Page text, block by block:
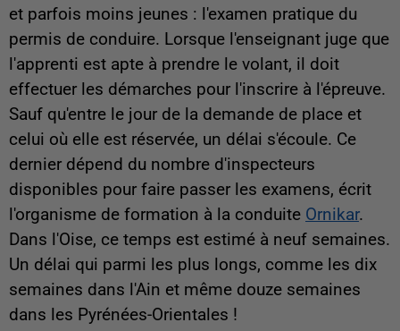
et parfois moins jeunes : l'examen pratique du
permis de conduire. Lorsque l'enseignant juge que
l'apprenti est apte à prendre le volant, il doit
effectuer les démarches pour l'inscrire à l'épreuve.
Sauf qu'entre le jour de la demande de place et
celui où elle est réservée, un délai s'écoule. Ce
dernier dépend du nombre d'inspecteurs
disponibles pour faire passer les examens, écrit
l'organisme de formation à la conduite Ornikar.
Dans l'Oise, ce temps est estimé à neuf semaines.
Un délai qui parmi les plus longs, comme les dix
semaines dans l'Ain et même douze semaines
dans les Pyrénées-Orientales !